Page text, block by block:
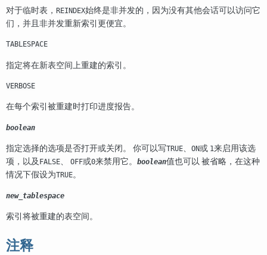
对于临时表， REINDEX始终是非并发的，因为没有其他会话可以访问它
们，并且非并发重新索引更便宜。
TABLESPACE
指定将在新表空间上重建的索引。
VERBOSE
在每个索引被重建时打印进度报告。
boolean
指定选择的选项是否打开或关闭。 你可以写TRUE、 ON或 1来启用该选
项，以及 FALSE、 OFF或0来禁用它。 boolean值也可以 被省略，在这种
情况下假设为TRUE。
new_tablespace
索引将被重建的表空间。
注释